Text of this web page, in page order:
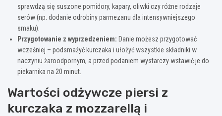
sprawdzą się suszone pomidory, kapary, oliwki czy różne rodzaje
serów (np. dodanie odrobiny parmezanu dla intensywniejszego
smaku).
Przygotowanie z wyprzedzeniem: Danie możesz przygotować
wcześniej – podsmażyć kurczaka i ułożyć wszystkie składniki w
naczyniu żaroodpornym, a przed podaniem wystarczy wstawić je do
piekarnika na 20 minut.
Wartości odżywcze piersi z
kurczaka z mozzarellą i